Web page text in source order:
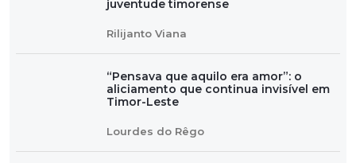
juventude timorense
Rilijanto Viana
“Pensava que aquilo era amor”: o
aliciamento que continua invisível em
Timor-Leste
Lourdes do Rêgo